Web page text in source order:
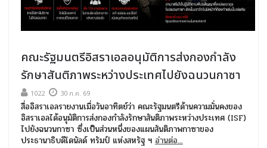
คณะรัฐมนตรีอิสราเอลอนุมัติการส่งกองกำลัง
รักษาสันติภาพระหว่างประเทศไปยังฉนวนกาซา
1022 30 ก.ค. 69
สื่ออิสราเอลรายงานเมื่อวันอาทิตย์ว่า คณะรัฐมนตรีด้านความมั่นคงของ
อิสราเอลได้อนุมัติการส่งกองกำลังรักษาสันติภาพระหว่างประเทศ (ISF)
ไปยังฉนวนกาซา ซึ่งเป็นส่วนหนึ่งของแผนสันติภาพกาซาของ
ประธานาธิบดีโดนัลด์ ทรัมป์ แห่งสหรัฐ ฯ อ่านต่อ...